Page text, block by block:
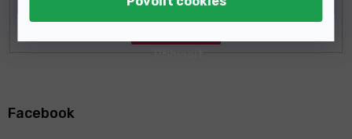
Facebook